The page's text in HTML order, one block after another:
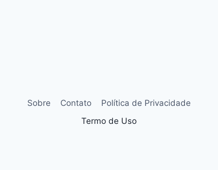
Sobre Contato
Política de Privacidade
Termo de Uso